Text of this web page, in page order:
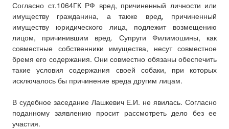
Согласно ст.1064ГК РФ вред, причиненный личности или
имуществу гражданина, а также вред, причиненный
имуществу юридического лица, подлежит возмещению
лицом, причинившим вред. Супруги Филимошины, как
совместные собственники имущества, несут совместное
бремя его содержания. Они совместно обязаны обеспечить
такие условия содержания своей собаки, при которых
исключалось бы причинение вреда другим лицам.
В судебное заседание Лашкевич Е.И. не явилась. Согласно
поданному заявлению просит рассмотреть дело без ее
участия.